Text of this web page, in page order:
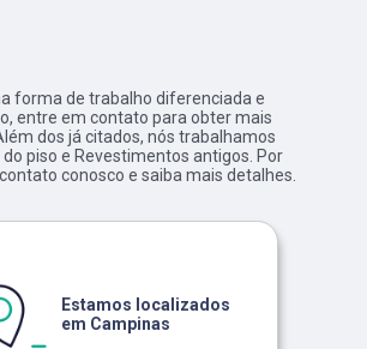
forma de trabalho diferenciada e
entre em contato para obter mais
dos já citados, nós trabalhamos
piso e Revestimentos antigos. Por
conosco e saiba mais detalhes.
Estamos localizados
em Campinas